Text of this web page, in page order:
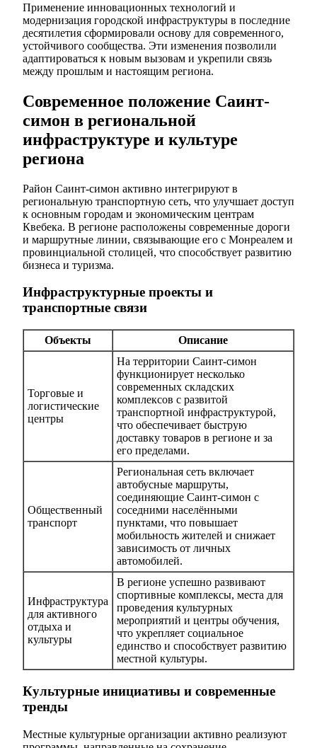
Применение инновационных технологий и
модернизация городской инфраструктуры в последние
десятилетия сформировали основу для современного,
устойчивого сообщества. Эти изменения позволили
адаптироваться к новым вызовам и укрепили связь
между прошлым и настоящим региона.
Современное положение Саинт-
симон в региональной
инфраструктуре и культуре
региона
Район Саинт-симон активно интегрируют в
региональную транспортную сеть, что улучшает доступ
к основным городам и экономическим центрам
Квебека. В регионе расположены современные дороги
и маршрутные линии, связывающие его с Монреалем и
провинциальной столицей, что способствует развитию
бизнеса и туризма.
Инфраструктурные проекты и
транспортные связи
Объекты Описание
Торговые и
логистические
центры
На территории Саинт-симон
функционирует несколько
современных складских
комплексов с развитой
транспортной инфраструктурой,
что обеспечивает быструю
доставку товаров в регионе и за
его пределами.
Общественный
транспорт
Региональная сеть включает
автобусные маршруты,
соединяющие Саинт-симон с
соседними населёнными
пунктами, что повышает
мобильность жителей и снижает
зависимость от личных
автомобилей.
Инфраструктура
для активного
отдыха и
культуры
В регионе успешно развивают
спортивные комплексы, места для
проведения культурных
мероприятий и центры обучения,
что укрепляет социальное
единство и способствует развитию
местной культуры.
Культурные инициативы и современные
тренды
Местные культурные организации активно реализуют